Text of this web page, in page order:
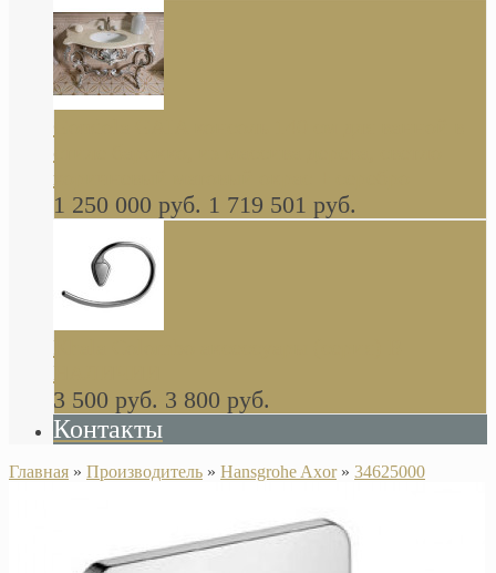
стиле барокко, из массива дерева, светло
коричневый матовый окрас + серебро
1 250 000 руб. 1 719 501 руб.
Khala Colombo аксессуары (серия) В
НАЛИЧИИ
3 500 руб. 3 800 руб.
Контакты
Главная » Производитель » Hansgrohe Axor» 34625000